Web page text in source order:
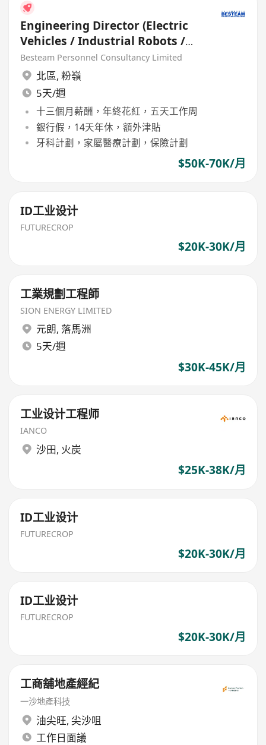
Engineering Director (Electric
Vehicles / Industrial Robots /
HVAC systems)
Besteam Personnel Consultancy Limited
北區, 粉嶺
5天/週
十三個月薪酬，年終花紅，五天工作周
銀行假，14天年休，額外津貼
牙科計劃，家屬醫療計劃，保險計劃
$50K-70K/月
ID工业设计
FUTURECROP
$20K-30K/月
工業規劃工程師
SION ENERGY LIMITED
元朗, 落馬洲
5天/週
$30K-45K/月
工业设计工程师
IANCO
沙田, 火炭
$25K-38K/月
ID工业设计
FUTURECROP
$20K-30K/月
ID工业设计
FUTURECROP
$20K-30K/月
工商舖地產經紀
一沙地產科技
油尖旺, 尖沙咀
工作日面議